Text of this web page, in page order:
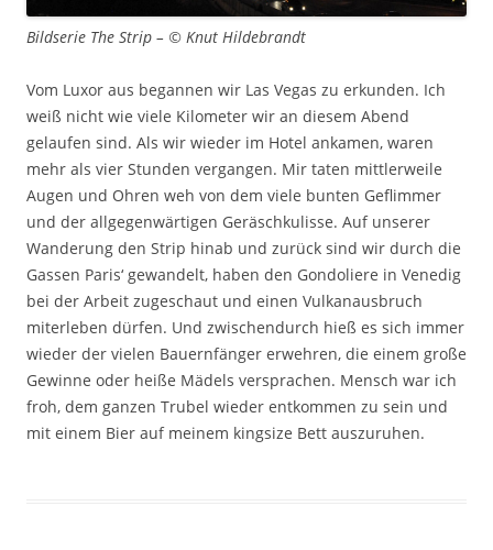
Bildserie The Strip – © Knut Hildebrandt
Vom Luxor aus begannen wir Las Vegas zu erkunden. Ich
weiß nicht wie viele Kilometer wir an diesem Abend
gelaufen sind. Als wir wieder im Hotel ankamen, waren
mehr als vier Stunden vergangen. Mir taten mittlerweile
Augen und Ohren weh von dem viele bunten Geflimmer
und der allgegenwärtigen Geräschkulisse. Auf unserer
Wanderung den Strip hinab und zurück sind wir durch die
Gassen Paris‘ gewandelt, haben den Gondoliere in Venedig
bei der Arbeit zugeschaut und einen Vulkanausbruch
miterleben dürfen. Und zwischendurch hieß es sich immer
wieder der vielen Bauernfänger erwehren, die einem große
Gewinne oder heiße Mädels versprachen. Mensch war ich
froh, dem ganzen Trubel wieder entkommen zu sein und
mit einem Bier auf meinem kingsize Bett auszuruhen.